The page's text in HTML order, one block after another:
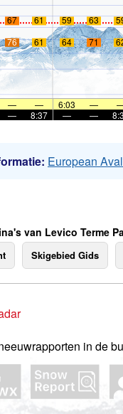
67 61 59 63
76 61 64 71
— — 6:03 —
— 8:37 — —
European
van Levico Terme
Skigebied Gids
in de